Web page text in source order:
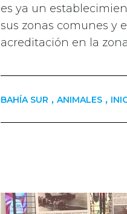
es ya un
sus zonas comunes y
acreditación en la
BAHÍA SUR , ANIMALES ,